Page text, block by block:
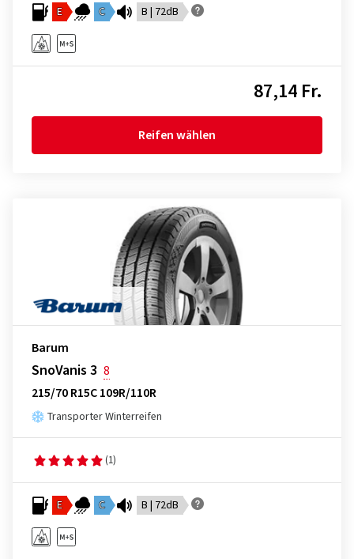
E C B | 72dB
87,14 Fr.
Reifen wählen
Barum
SnoVanis 3 8
215/70 R15C 109R/110R
Transporter Winterreifen
(1)
E C B | 72dB